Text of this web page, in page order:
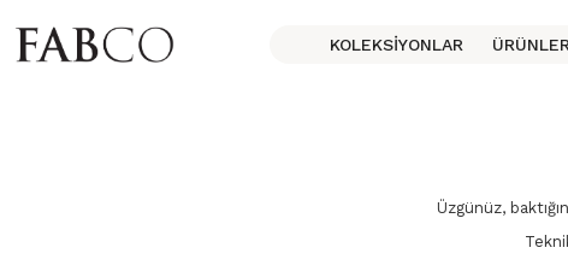
KOLEKSIYONLAR ÜRÜNLER
Üzgünüz,